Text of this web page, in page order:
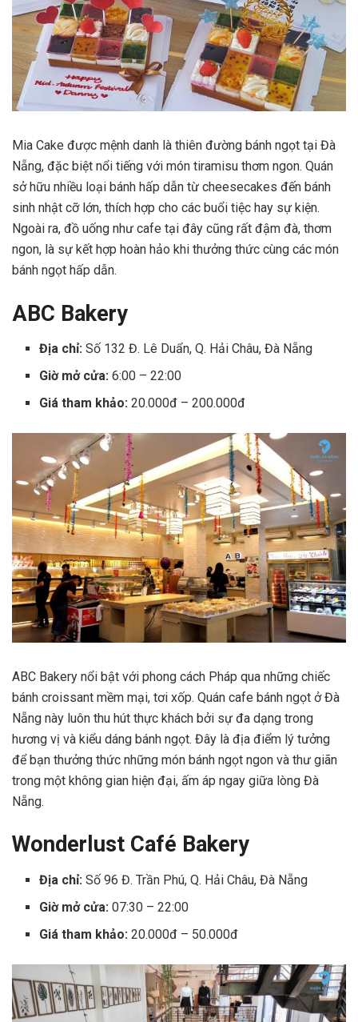
Mia Cake được mệnh danh là thiên đường bánh ngọt tại Đà
Nẵng, đặc biệt nổi tiếng với món tiramisu thơm ngon. Quán
sở hữu nhiều loại bánh hấp dẫn từ cheesecakes đến bánh
sinh nhật cỡ lớn, thích hợp cho các buổi tiệc hay sự kiện.
Ngoài ra, đồ uống như cafe tại đây cũng rất đậm đà, thơm
ngon, là sự kết hợp hoàn hảo khi thưởng thức cùng các món
bánh ngọt hấp dẫn.
ABC Bakery
Địa chỉ: Số 132 Đ. Lê Duẩn, Q. Hải Châu, Đà Nẵng
Giờ mở cửa: 6:00 – 22:00
Giá tham khảo: 20.000đ – 200.000đ
ABC Bakery nổi bật với phong cách Pháp qua những chiếc
bánh croissant mềm mại, tơi xốp. Quán cafe bánh ngọt ở Đà
Nẵng này luôn thu hút thực khách bởi sự đa dạng trong
hương vị và kiểu dáng bánh ngọt. Đây là địa điểm lý tưởng
để bạn thưởng thức những món bánh ngọt ngon và thư giãn
trong một không gian hiện đại, ấm áp ngay giữa lòng Đà
Nẵng.
Wonderlust Café Bakery
Địa chỉ: Số 96 Đ. Trần Phú, Q. Hải Châu, Đà Nẵng
Giờ mở cửa: 07:30 – 22:00
Giá tham khảo: 20.000đ – 50.000đ